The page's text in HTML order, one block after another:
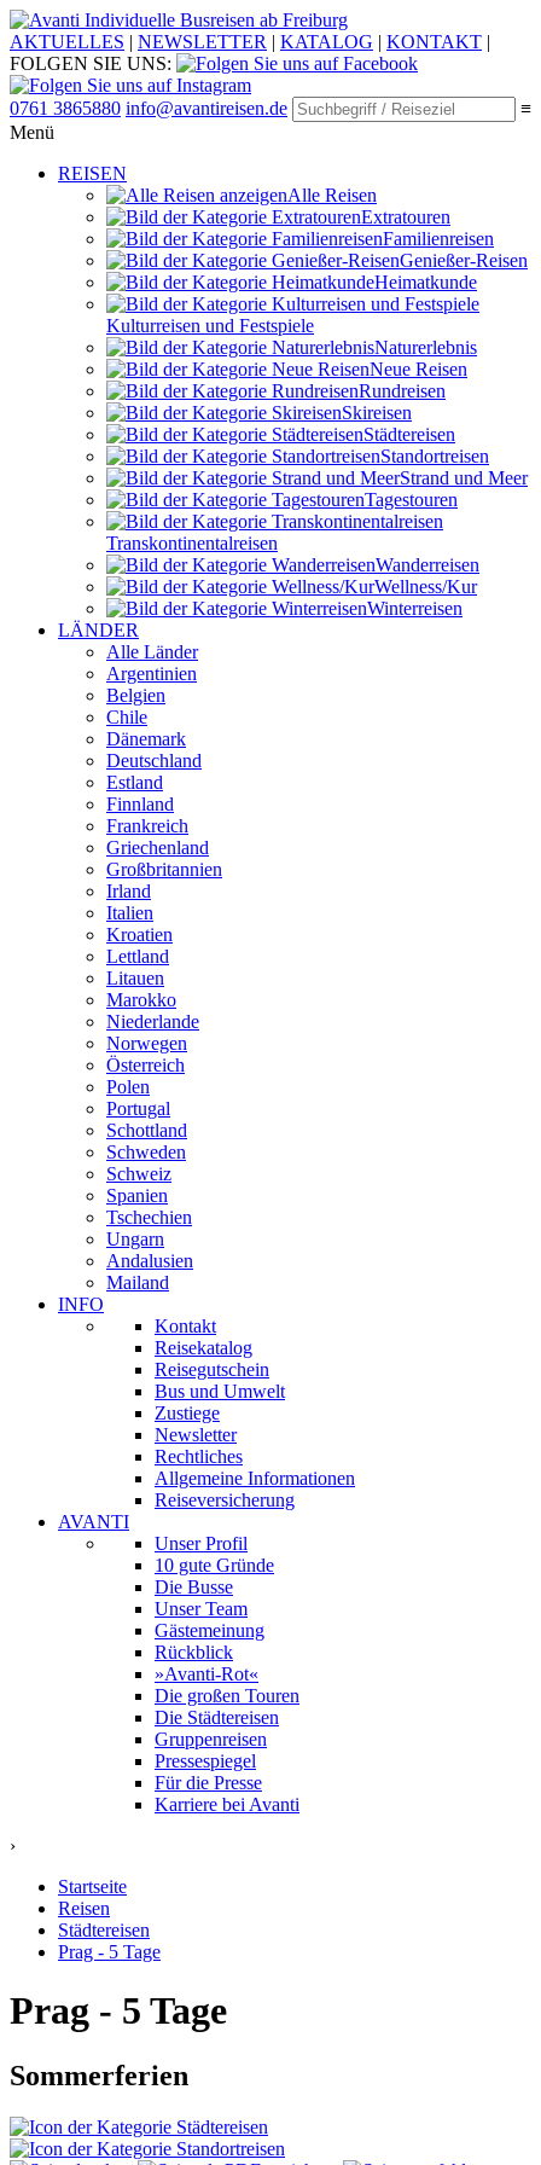
Individuelle Busreisen ab Freiburg
AKTUELLES | NEWSLETTER | KATALOG | KONTAKT |
FOLGEN SIE UNS:
0761 3865880 info@avantireisen.de
≡
Menü
REISEN
Alle Reisen
Extratouren
Familien­reisen
Genießer-Reisen
Heimatkunde
Kultur­reisen und Festspiele
Naturerlebnis
Neue Reisen
Rund­reisen
Ski­reisen
Städte­reisen
Standort­reisen
Strand und Meer
Tagestouren
Transkontinental­reisen
Wander­reisen
Wellness/Kur
Winter­reisen
LÄNDER
Alle Länder
Argentinien
Belgien
Chile
Dänemark
Deutschland
Estland
Finnland
Frankreich
Griechenland
Großbritannien
Irland
Italien
Kroatien
Lettland
Litauen
Marokko
Niederlande
Norwegen
Österreich
Polen
Portugal
Schottland
Schweden
Schweiz
Spanien
Tschechien
Ungarn
Andalusien
Mailand
INFO
Kontakt
Reisekatalog
Reisegutschein
Bus und Umwelt
Zustiege
Newsletter
Rechtliches
Allgemeine Informationen
Reiseversicherung
AVANTI
Unser Profil
10 gute Gründe
Die Busse
Unser Team
Gästemeinung
Rückblick
»Avanti-Rot«
Die großen Touren
Die Städtereisen
Gruppenreisen
Pressespiegel
Für die Presse
Karriere bei Avanti
›
Startseite
Reisen
Städtereisen
Prag - 5 Tage
Prag - 5 Tage
Sommerferien